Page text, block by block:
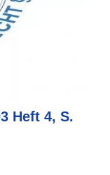
Heft 4, S.